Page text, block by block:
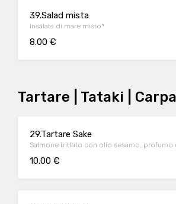
39.Salad mista
Insalata di mare misto*
8.00 €
Tartare | Tataki |
29.Tartare Sake
Salmone trittato con olio sesamo, profumo
10.00 €